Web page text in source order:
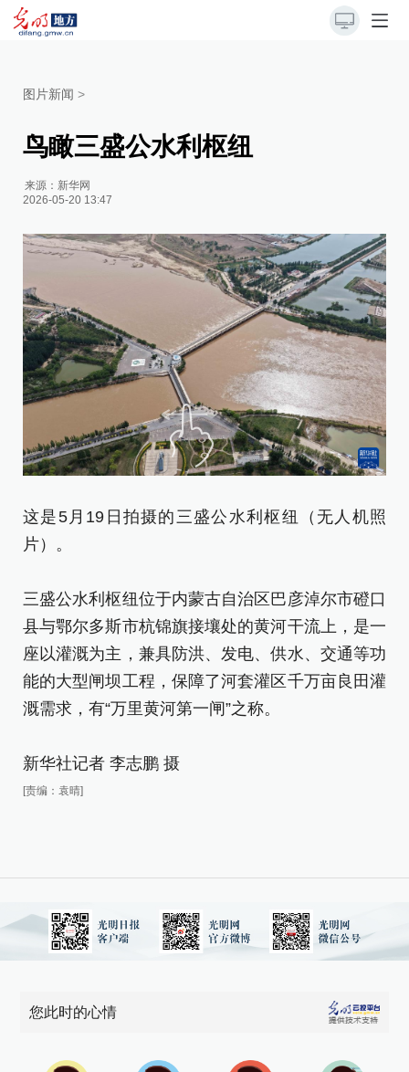
图片新闻 >
鸟瞰三盛公水利枢纽
来源： 新华网
2026-05-20 13:47
这是5月19日拍摄的三盛公水利枢纽（无人机照
片）。
三盛公水利枢纽位于内蒙古自治区巴彦淖尔市磴口
县与鄂尔多斯市杭锦旗接壤处的黄河干流上，是一
座以灌溉为主，兼具防洪、发电、供水、交通等功
能的大型闸坝工程，保障了河套灌区千万亩良田灌
溉需求，有“万里黄河第一闸”之称。
新华社记者 李志鹏 摄
[责编：袁晴]
您此时的心情